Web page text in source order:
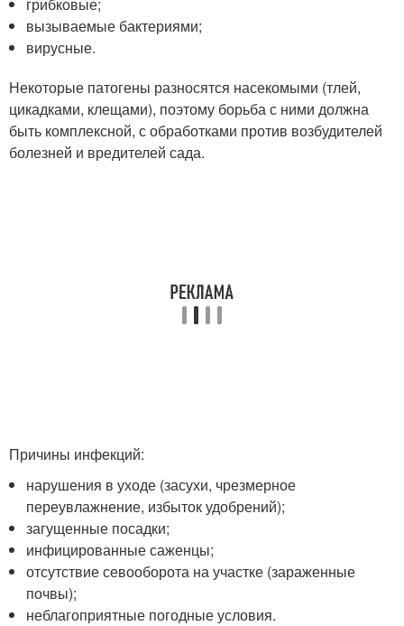
вызываемые бактериями;
вирусные.
Некоторые патогены разносятся насекомыми (тлей,
цикадками, клещами), поэтому борьба с ними должна
быть комплексной, с обработками против возбудителей
болезней и вредителей сада.
Причины инфекций:
нарушения в уходе (засухи, чрезмерное
переувлажнение, избыток удобрений);
загущенные посадки;
инфицированные саженцы;
отсутствие севооборота на участке (зараженные
почвы);
неблагоприятные погодные условия.